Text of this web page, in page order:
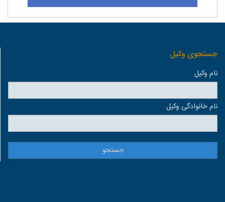
جستجوی وكيل
نام وكيل
نام خانوادگی وكيل